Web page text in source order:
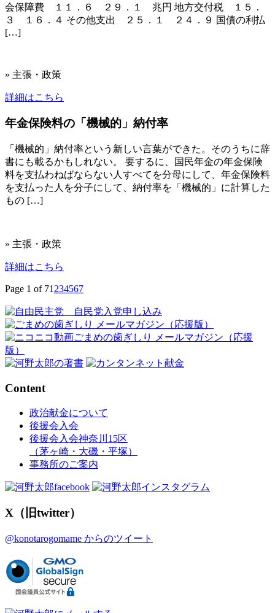
会保障費 １１．６ ２９．１ 兆円 地方交付税 １５．
３ １６．４ その他支出 ２５．１ ２４．９ 国債の利払
[…]
» 主張・政策
詳細はこちら
年金保険料の「機械的」納付率
「機械的」納付率という新しい言葉ができた。そのうちに辞
書にも載るかもしれない。 要するに、国民年金の年金保険
料を支払わねばならない人すべてを分母にして、年金保険料
を支払った人を分子にして、納付率を「機械的」に計算した
もの […]
» 主張・政策
詳細はこちら
Page 1 of 71 234567
Content
政治献金について
後援会入会
後援会入会神奈川15区
（茅ヶ崎・大磯・平塚）
事務所のご案内
X（旧twitter）
@konotarogomame からのツイート